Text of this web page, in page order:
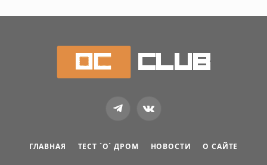
TelegramVKontakte
ГЛАВНАЯ ТЕСТ `О` ДРОМ НОВОСТИ О САЙТЕ